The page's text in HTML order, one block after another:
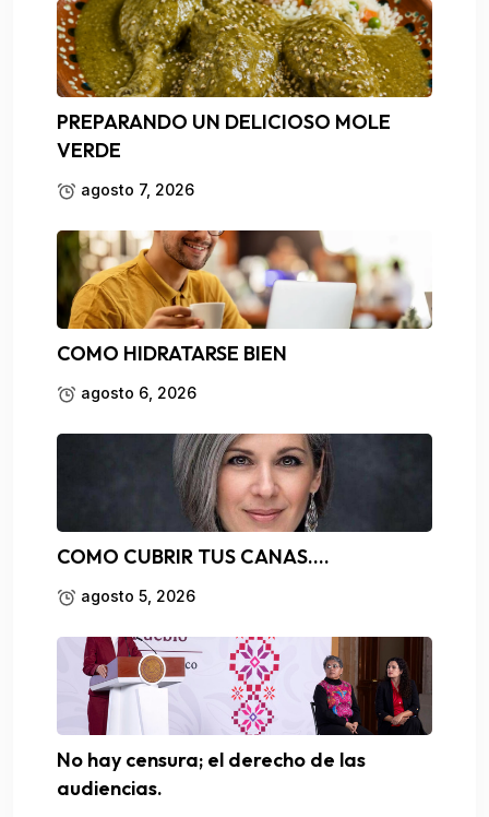
PREPARANDO UN DELICIOSO MOLE
VERDE
agosto 7, 2026
COMO HIDRATARSE BIEN
agosto 6, 2026
COMO CUBRIR TUS CANAS….
agosto 5, 2026
No hay censura; el derecho de las
audiencias.